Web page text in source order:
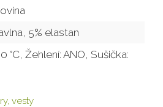
5% elastan
°C, Žehlení: ANO, Sušička:
vesty